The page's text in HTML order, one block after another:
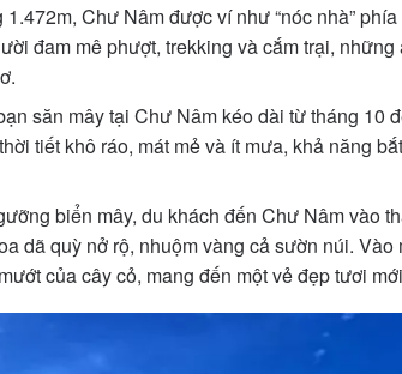
Chư Nâm được ví như “nóc nhà”
đam mê phượt, trekking và cắm trại,
săn mây tại Chư Nâm kéo dài từ tháng 10
tiết khô ráo, mát mẻ và ít mưa, khả năng
biển mây, du khách đến Chư Nâm vào
dã quỳ nở rộ, nhuộm vàng cả sườn núi.
của cây cỏ, mang đến một vẻ đẹp tươi